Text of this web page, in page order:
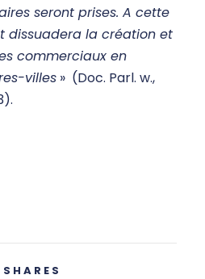
seront prises. A cette
dissuadera la création et
commerciaux en
villes » (Doc. Parl. w.,
SHARES